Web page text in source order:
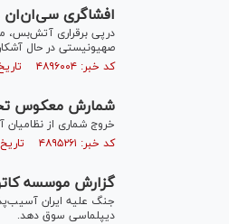
افشاگری سی‌ان‌ان درباره ۶۰۰ حمله به منافع
درپی برقراری آتش‌بس،
صهیونیستی در حال
کد خبر: ۴۸۹۶۰۰۴ تاریخ انتشار : ۱۴۰۵/۰۲/۱۶
شمارش معکوس
خروج شماری از نظامیان
کد خبر: ۴۸۹۵۲۶۱ تاریخ انتشار : ۱۴۰۵/۰۲/۱۲
گزارش موسسه
جنگ علیه ایران
دیپلماسی سوق دهد.